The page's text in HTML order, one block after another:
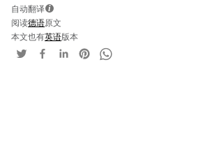
自动翻译 i
阅读德语原文
本文也有英语版本